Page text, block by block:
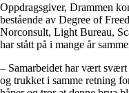
Oppdragsgiver, Drammen
bestående av Degree of
Norconsult, Light Bureau,
har stått på i mange år
– Samarbeidet har vært
og trukket i samme retning